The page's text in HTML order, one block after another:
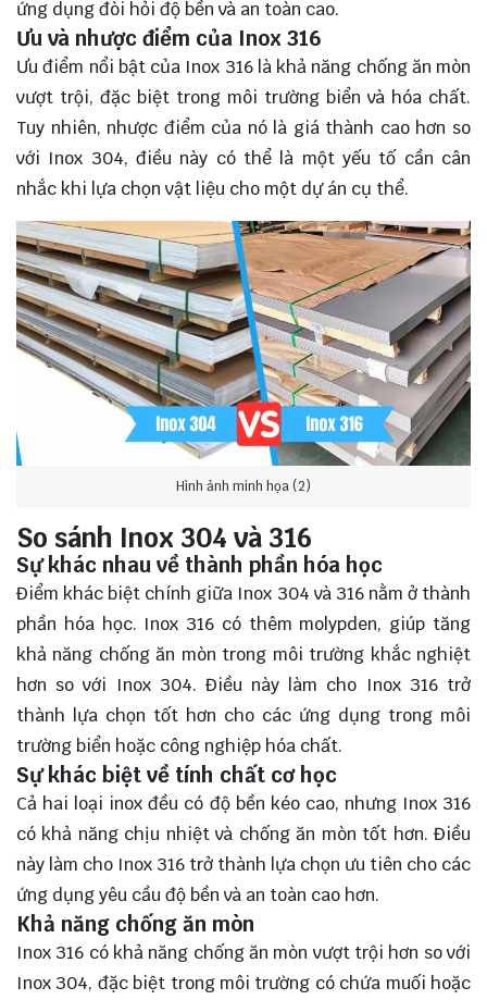
ứng dụng đòi hỏi độ bền và an toàn cao.
Ưu và nhược điểm của Inox 316
Ưu điểm nổi bật của Inox 316 là khả năng chống ăn mòn
vượt trội, đặc biệt trong môi trường biển và hóa chất.
Tuy nhiên, nhược điểm của nó là giá thành cao hơn so
với Inox 304, điều này có thể là một yếu tố cần cân
nhắc khi lựa chọn vật liệu cho một dự án cụ thể.
Hình ảnh minh họa (2)
So sánh Inox 304 và 316
Sự khác nhau về thành phần hóa học
Điểm khác biệt chính giữa Inox 304 và 316 nằm ở thành
phần hóa học. Inox 316 có thêm molypden, giúp tăng
khả năng chống ăn mòn trong môi trường khắc nghiệt
hơn so với Inox 304. Điều này làm cho Inox 316 trở
thành lựa chọn tốt hơn cho các ứng dụng trong môi
trường biển hoặc công nghiệp hóa chất.
Sự khác biệt về tính chất cơ học
Cả hai loại inox đều có độ bền kéo cao, nhưng Inox 316
có khả năng chịu nhiệt và chống ăn mòn tốt hơn. Điều
này làm cho Inox 316 trở thành lựa chọn ưu tiên cho các
ứng dụng yêu cầu độ bền và an toàn cao hơn.
Khả năng chống ăn mòn
Inox 316 có khả năng chống ăn mòn vượt trội hơn so với
Inox 304, đặc biệt trong môi trường có chứa muối hoặc